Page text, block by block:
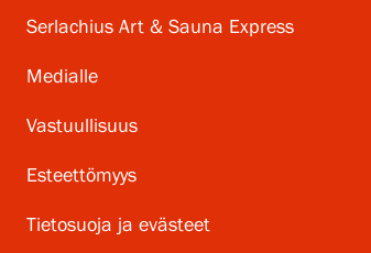
Serlachius Art & Sauna Express
Medialle
Vastuullisuus
Esteettömyys
Tietosuoja ja evästeet